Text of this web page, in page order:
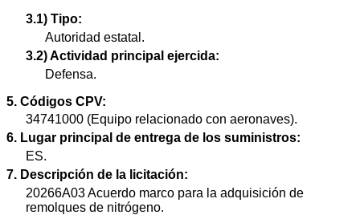
3.1) Tipo:
Autoridad estatal.
3.2) Actividad principal ejercida:
Defensa.
5. Códigos CPV:
34741000 (Equipo relacionado con aeronaves).
6. Lugar principal de entrega de los suministros:
ES.
7. Descripción de la licitación:
20266A03 Acuerdo marco para la adquisición de
remolques de nitrógeno.